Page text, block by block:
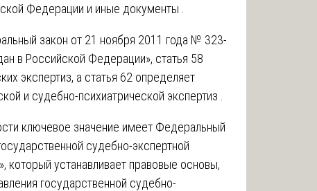
Федерации и иные документы .
закон от 21 ноября 2011 года № 323-
в Российской Федерации», статья 58
экспертиз, а статья 62 определяет
и судебно-психиатрической экспертиз .
ключевое значение имеет Федеральный
судебно-экспертной
который устанавливает правовые основы,
государственной судебно-